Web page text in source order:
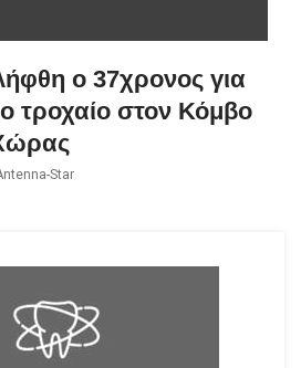
ο 37χρονος για
τροχαίο στον Κόμβο
Star